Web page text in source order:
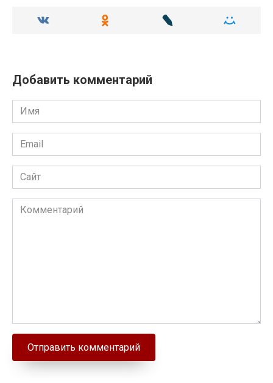
Добавить комментарий
Имя
Email
Сайт
Комментарий